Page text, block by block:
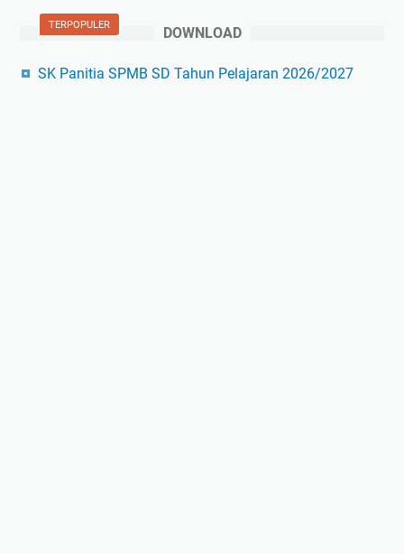
TERPOPULER DOWNLOAD
SK Panitia SPMB SD Tahun Pelajaran 2026/2027